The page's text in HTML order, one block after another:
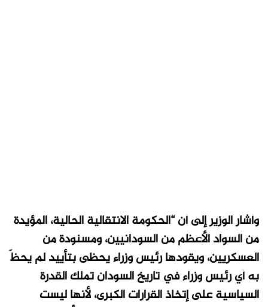
وأشار الوزير إلى أن “الحكومة الانتقالية الحالية، المؤيدة
من السواد الأعظم من السودانيين، ومسنودة من
العسكريين، ويقودها رئيس وزراء يحظى بتأييد لم يحظَ
به أي رئيس وزراء في تاريخ السودان تملك القدرة
السياسية على إتخاذ القرارات الكبرى، لأنها ليست